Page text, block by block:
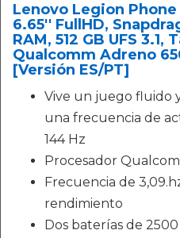
Lenovo Legion
6.65'' FullHD,
RAM, 512 GB UFS 3.1,
Qualcomm Adreno
[Versión ES/PT]
Vive un juego fluido
una frecuencia de
144 Hz
Procesador
Frecuencia de
rendimiento
Dos baterías de